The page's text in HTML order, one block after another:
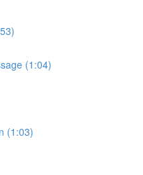
(1:04)
(1:03)